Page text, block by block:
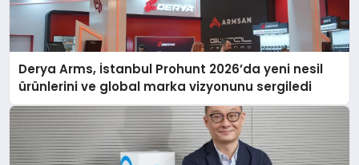
Derya Arms, İstanbul Prohunt 2026’da yeni nesil
ürünlerini ve global marka vizyonunu sergiledi